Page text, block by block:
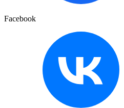
Facebook